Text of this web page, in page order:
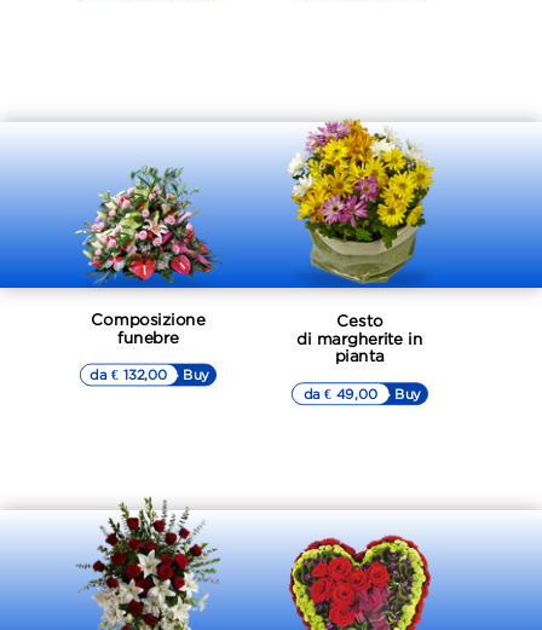
Composizione
funebre
▷▷ Buy
da € 132,00
Cesto
di margherite in
pianta
▷▷ Buy
da € 49,00